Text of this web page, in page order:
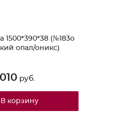
1500*390*38 (№183о
опал/оникс)
руб.
В корзину